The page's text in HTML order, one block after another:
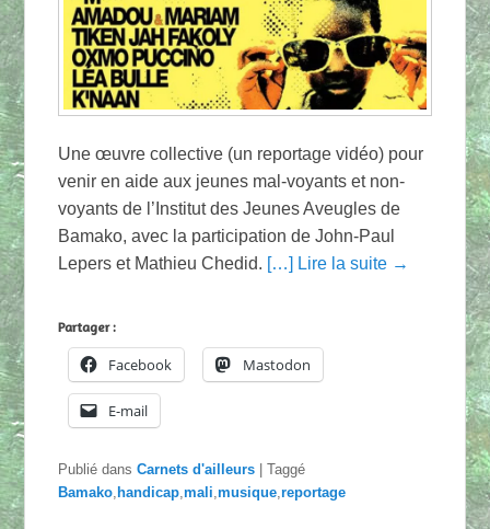
Une œuvre collective (un reportage vidéo) pour
venir en aide aux jeunes mal-voyants et non-
voyants de l’Institut des Jeunes Aveugles de
Bamako, avec la participation de John-Paul
Lepers et Mathieu Chedid. […] Lire la suite →
Partager :
Facebook Mastodon
E-mail
Publié dans Carnets d'ailleurs |Taggé
Bamako, handicap,mali,musique,reportage